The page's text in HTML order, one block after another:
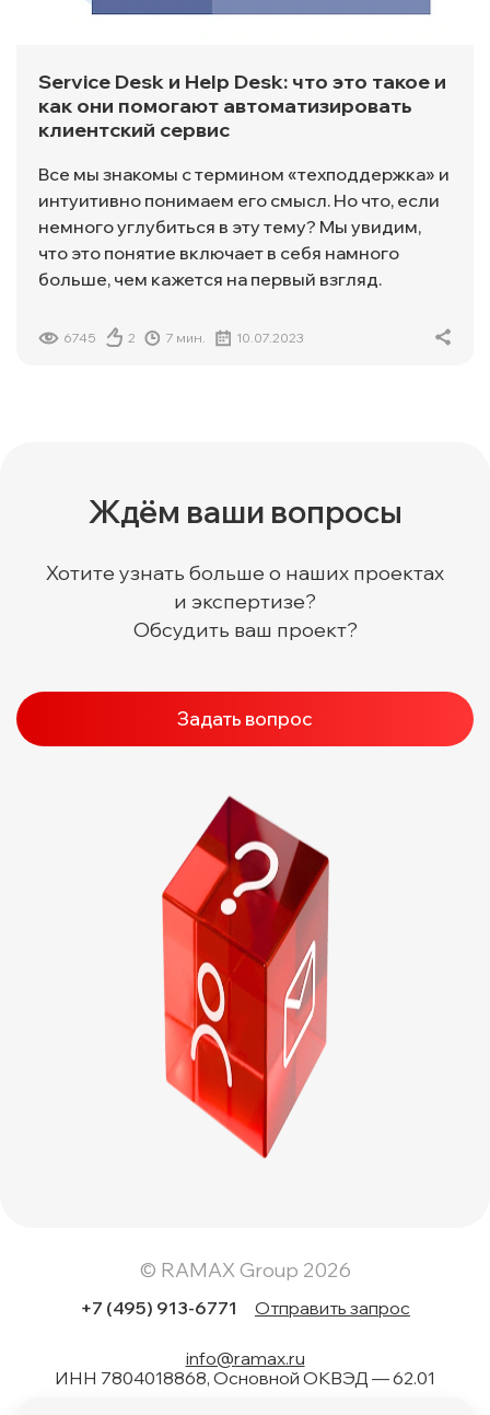
Service Desk и Help Desk: что это такое и
как они помогают автоматизировать
клиентский сервис
Все мы знакомы с термином «техподдержка» и
интуитивно понимаем его смысл. Но что, если
немного углубиться в эту тему? Мы увидим,
что это понятие включает в себя намного
больше, чем кажется на первый взгляд.
6745 2 7 мин. 10.07.2023
Ждём ваши вопросы
Хотите узнать больше о наших проектах
и экспертизе?
Обсудить ваш проект?
Задать вопрос
© RAMAX Group 2026
+7 (495) 913-6771 Отправить запрос
info@ramax.ru
ИНН 7804018868, Основной ОКВЭД — 62.01